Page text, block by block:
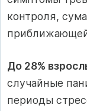
контроля,
До 28%
случайные
периоды